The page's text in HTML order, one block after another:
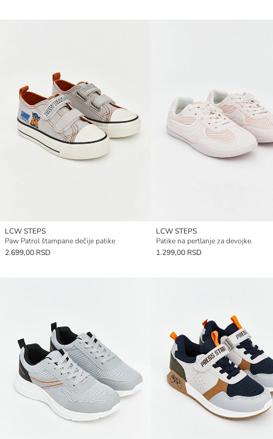
LCW STEPS
Paw Patrol štampane dečije patike
2.699,00 RSD
LCW STEPS
Patike na pertlanje za devojke.
1.299,00 RSD